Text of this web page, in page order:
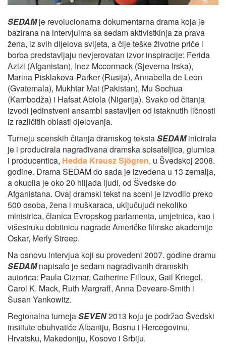
SEDAM je revolucionarna dokumentarna drama koja je
bazirana na intervjuima sa sedam aktivistkinja za prava
žena, iz svih dijelova svijeta, a čije teške životne priče i
borba predstavljaju nevjerovatan izvor inspiracije: Ferida
Azizi (Afganistan), Inez Mccormack (Sjeverna Irska),
Marina Pisklakova-Parker (Rusija), Annabella de Leon
(Gvatemala), Mukhtar Mai (Pakistan), Mu Sochua
(Kambodža) i Hafsat Abiola (Nigerija). Svako od čitanja
izvodi jedinstveni ansambl sastavljen od istaknutih ličnosti
iz različitih oblasti djelovanja.
Turneju scenskih čitanja dramskog tekstaSEDAMinicirala
je i producirala nagrađivana dramska spisateljica, glumica
i producentica, Hedda Krausz Sjögren, u Švedskoj 2008.
godine. Drama SEDAM do sada je izvedena u 13 zemalja,
a okupila je oko 20 hiljada ljudi, od Švedske do
Afganistana. Ovaj dramski tekst na sceni je izvodilo preko
500 osoba, žena i muškaraca, uključujući nekoliko
ministrica, članica Evropskog parlamenta, umjetnica, kao i
višestruku dobitnicu nagrade Američke filmske akademije
Oskar, Merly Streep.
Na osnovu intervjua koji su provedeni 2007. godine dramu
SEDAMnapisalo je sedam nagrađivanih dramskih
autorica: Paula Cizmar, Catherine Filloux, Gail Kriegel,
Carol K. Mack, Ruth Margraff, Anna Deveare-Smith i
Susan Yankowitz.
Regionalna turnejaSEVEN2013 koju je podržao Švedski
institute obuhvatiće Albaniju, Bosnu i Hercegovinu,
Hrvatsku, Makedoniju, Kosovo i Srbiju.